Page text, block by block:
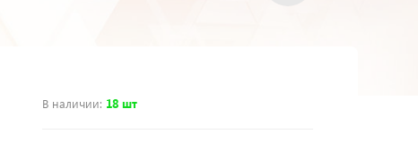
В наличии: 18 шт